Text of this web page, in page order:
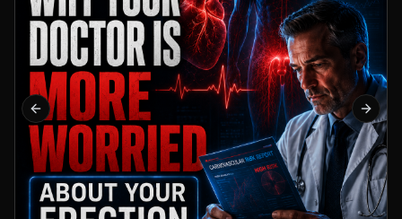
Previous slide Next